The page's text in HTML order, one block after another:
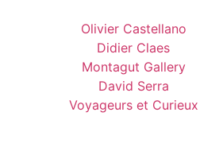
Olivier Castellano
Didier Claes
Montagut Gallery
David Serra
Voyageurs et Curieux